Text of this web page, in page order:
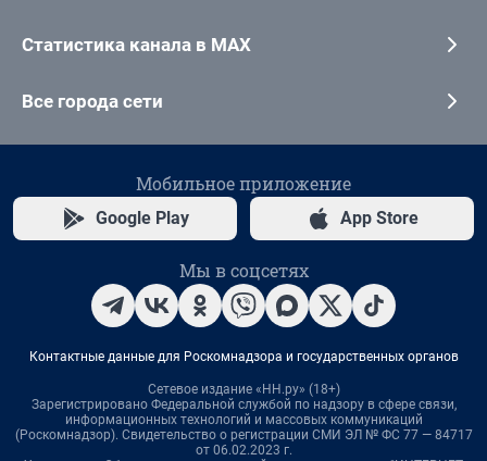
Статистика канала в MAX
Все города сети
Мобильное приложение
Google Play App Store
Мы в соцсетях
Контактные данные для Роскомнадзора и государственных органов
Сетевое издание «НН.ру» (18+)
Зарегистрировано Федеральной службой по надзору в сфере связи,
информационных технологий и массовых коммуникаций
(Роскомнадзор). Свидетельство о регистрации СМИ ЭЛ № ФС 77 — 84717
от 06.02.2023 г.